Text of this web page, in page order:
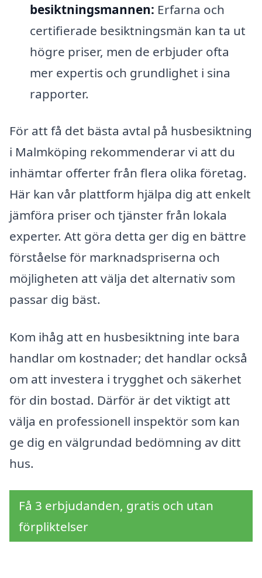
besiktningsmannen: Erfarna och
certifierade besiktningsmän kan ta ut
högre priser, men de erbjuder ofta
mer expertis och grundlighet i sina
rapporter.
För att få det bästa avtal på husbesiktning
i Malmköping rekommenderar vi att du
inhämtar offerter från flera olika företag.
Här kan vår plattform hjälpa dig att enkelt
jämföra priser och tjänster från lokala
experter. Att göra detta ger dig en bättre
förståelse för marknadspriserna och
möjligheten att välja det alternativ som
passar dig bäst.
Kom ihåg att en husbesiktning inte bara
handlar om kostnader; det handlar också
om att investera i trygghet och säkerhet
för din bostad. Därför är det viktigt att
välja en professionell inspektör som kan
ge dig en välgrundad bedömning av ditt
hus.
Få 3 erbjudanden, gratis och utan
förpliktelser